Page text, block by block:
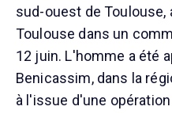
sud-ouest de Toulouse,
Toulouse dans un
12 juin. L'homme a été
Benicassim, dans la
à l'issue d'une